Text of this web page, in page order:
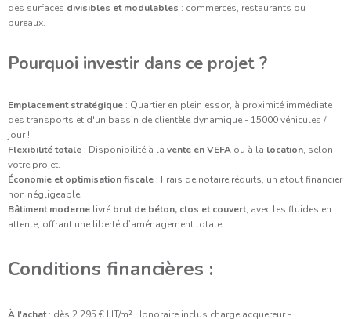
des surfaces divisibles et modulables : commerces, restaurants ou
bureaux.
Pourquoi investir dans ce projet ?
Emplacement stratégique : Quartier en plein essor, à proximité immédiate
des transports et d'un bassin de clientèle dynamique - 15000 véhicules /
jour !
Flexibilité totale : Disponibilité à la vente en VEFA ou à la location, selon
votre projet.
Économie et optimisation fiscale : Frais de notaire réduits, un atout financier
non négligeable.
Bâtiment moderne livré brut de béton, clos et couvert, avec les fluides en
attente, offrant une liberté d’aménagement totale.
Conditions financières :
À l'achat: dès 2 295 € HT/m² Honoraire inclus charge acquereur -